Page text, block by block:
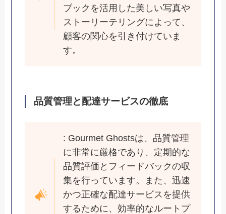
ブックを活用した美しい写真や
ストーリーテリングによって、
顧客の関心を引き付けていま
す。
品質管理と配達サービスの徹底
: Gourmet Ghostsは、品質管理
に非常に厳格であり、定期的な
品質評価とフィードバックの収
集を行っています。また、迅速
かつ正確な配達サービスを提供
するために、効率的なルートプ